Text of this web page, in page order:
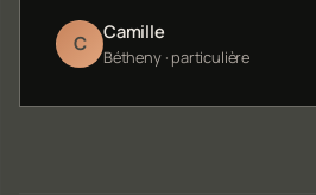
C Camille
Bétheny · particulière